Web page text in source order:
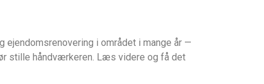
ejendomsrenovering i området i mange år —
stille håndværkeren. Læs videre og få det